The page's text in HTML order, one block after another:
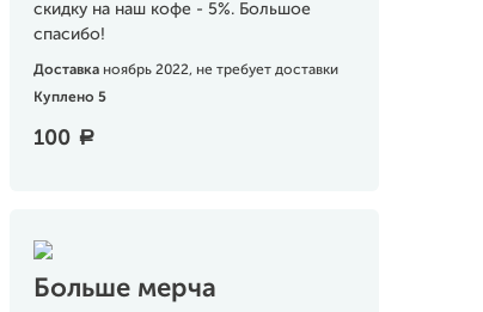
скидку на наш кофе - 5%. Большое
спасибо!
Доставка ноябрь 2022, не требует доставки
Куплено 5
100 a
Больше мерча